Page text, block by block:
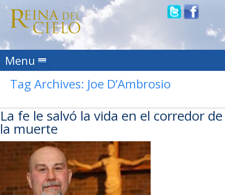
Menu Skip to content
Tag Archives: Joe D’Ambrosio
La fe le salvó la vida en el corredor de
la muerte